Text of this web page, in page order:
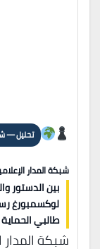
تحليل —
شبكة المدار
بين الدستور
لوكسمبورغ
طالبي الحماية في
شبكة